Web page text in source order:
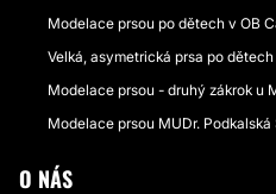
Modelace prsou po dětech v OB
Velká, asymetrická prsa po dětech
Modelace prsou - druhý zákrok u
Modelace prsou MUDr. Podkalská
O NÁS